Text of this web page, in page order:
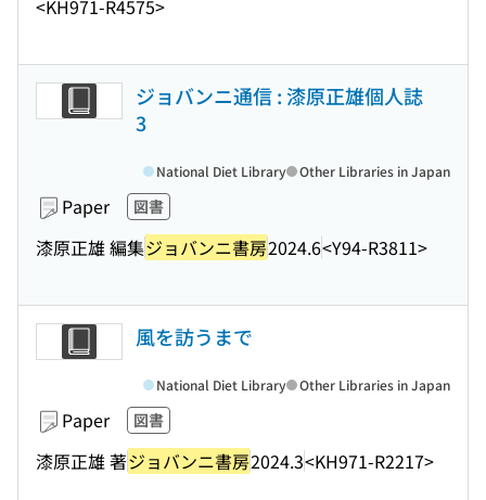
<KH971-R4575>
ジョバンニ通信 : 漆原正雄個人誌
3
Paper 図書
漆原正雄 編集ジョバンニ書房2024.6<Y94-R3811>
National Diet Library Other Libraries in Japan
風を訪うまで
Paper 図書
漆原正雄 著ジョバンニ書房2024.3<KH971-R2217>
National Diet Library Other Libraries in Japan